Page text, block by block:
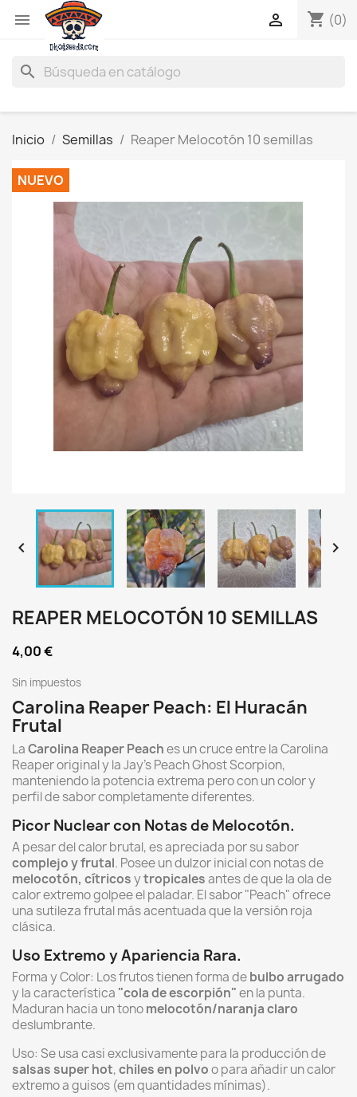
 shopping_cart (0)

search
Inicio Semillas Reaper Melocotón 10 semillas
NUEVO
 
REAPER MELOCOTÓN 10 SEMILLAS
4,00 €
Sin impuestos
Carolina Reaper Peach: El Huracán
Frutal
LaCarolina Reaper Peaches un cruce entre la Carolina
Reaper original y la Jay's Peach Ghost Scorpion,
manteniendo la potencia extrema pero con un color y
perfil de sabor completamente diferentes.
Picor Nuclear con Notas de Melocotón.
A pesar del calor brutal, es apreciada por su sabor
complejo y frutal. Posee un dulzor inicial con notas de
melocotón, cítricosytropicalesantes de que la ola de
calor extremo golpee el paladar. El sabor "Peach" ofrece
una sutileza frutal más acentuada que la versión roja
clásica.
Uso Extremo y Apariencia Rara.
Forma y Color: Los frutos tienen forma debulbo arrugado
y la característica "cola de escorpión"en la punta.
Maduran hacia un tonomelocotón/naranja claro
deslumbrante.
Uso: Se usa casi exclusivamente para la producción de
salsas super hot,chiles en polvoo para añadir un calor
extremo a guisos (em quantidades mínimas).